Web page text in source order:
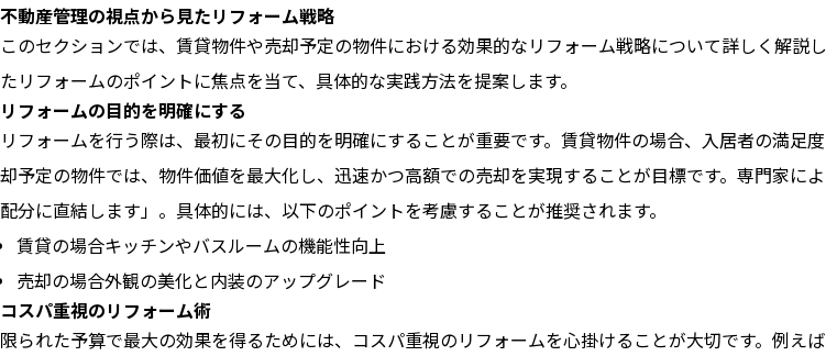
不動産管理の視点から見たリフォーム戦略
このセクションでは、賃貸物件や売却予定の物件における効果的なリフォーム戦略について詳しく解説
たリフォームのポイントに焦点を当て、具体的な実践方法を提案します。
リフォームの目的を明確にする
リフォームを行う際は、最初にその目的を明確にすることが重要です。賃貸物件の場合、入居者の満足
却予定の物件では、物件価値を最大化し、迅速かつ高額での売却を実現することが目標です。専門家に
配分に直結します」。具体的には、以下のポイントを考慮することが推奨されます。
賃貸の場合キッチンやバスルームの機能性向上
売却の場合外観の美化と内装のアップグレード
コスパ重視のリフォーム術
限られた予算で最大の効果を得るためには、コスパ重視のリフォームを心掛けることが大切です。例え